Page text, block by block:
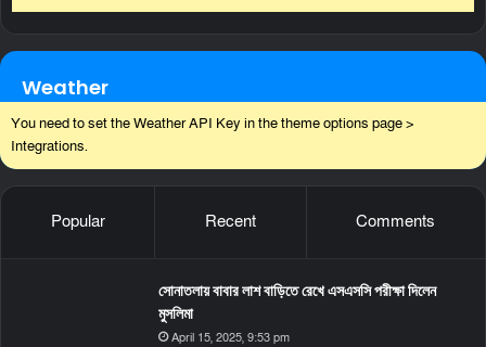
Weather
You need to set the Weather API Key in the theme options page >
Integrations.
Popular Recent Comments
সোনাতলায় বাবার লাশ বাড়িতে রেখে এসএসসি পরীক্ষা দিলেন
মুসলিমা
April 15, 2025, 9:53 pm